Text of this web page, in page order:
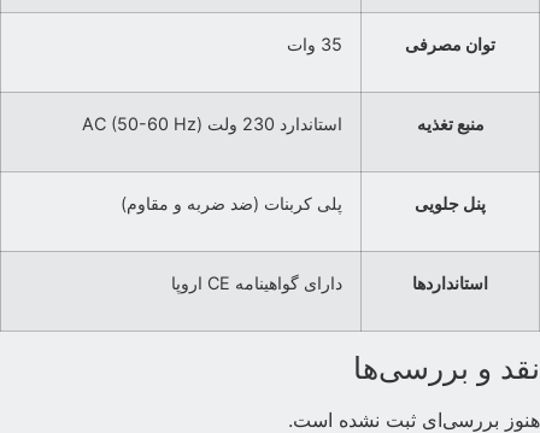
توان مصرفی 35 وات
منبع تغذیه استاندارد 230 ولت AC (50-60 Hz)
پنل جلویی پلی کربنات (ضد ضربه و مقاوم)
استانداردها دارای گواهینامه CE اروپا
نقد و بررسی‌ها
هنوز بررسی‌ای ثبت نشده است.